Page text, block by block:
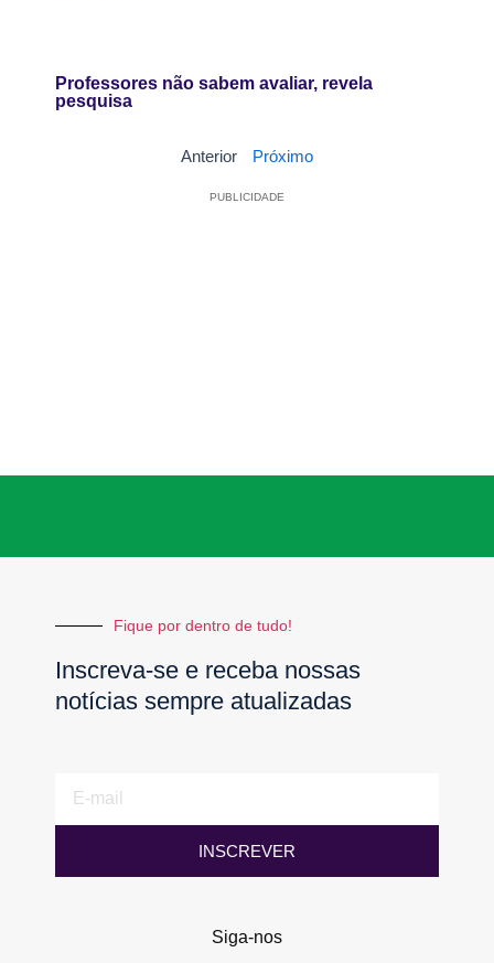
Professores não sabem avaliar, revela
pesquisa
Anterior Próximo
PUBLICIDADE
Fique por dentro de tudo!
Inscreva-se e receba nossas
notícias sempre atualizadas
INSCREVER
Siga-nos